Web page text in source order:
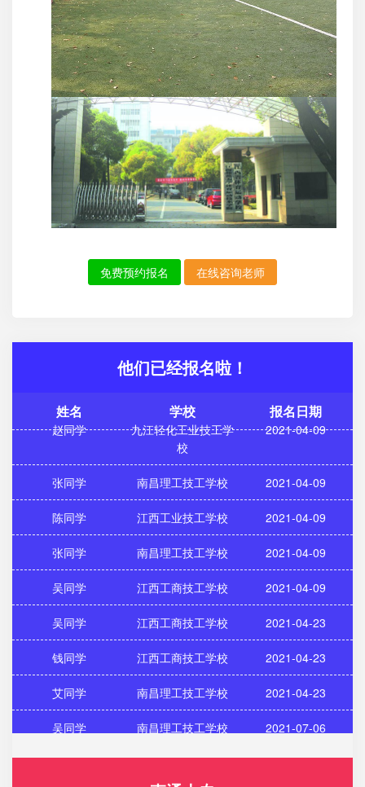
免费预约报名 在线咨询老师
他们已经报名啦！
姓名 学校 报名日期
赵同学
九江轻化工业技工学
校
2021-04-09
张同学 南昌理工技工学校 2021-04-09
陈同学 江西工业技工学校 2021-04-09
张同学 南昌理工技工学校 2021-04-09
吴同学 江西工商技工学校 2021-04-09
吴同学 江西工商技工学校 2021-04-23
钱同学 江西工商技工学校 2021-04-23
艾同学 南昌理工技工学校 2021-04-23
吴同学 南昌理工技工学校 2021-07-06
江西工商技工学校